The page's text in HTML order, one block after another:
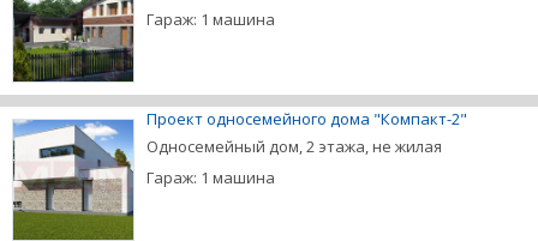
Гараж: 1 машина
Проект односемейного дома "Компакт-2"
Односемейный дом, 2 этажа, не жилая
Гараж: 1 машина